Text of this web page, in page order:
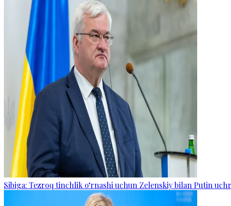
Sibiga: Tezroq tinchlik o‘rnashi uchun Zelenskiy bilan Putin